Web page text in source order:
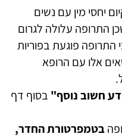
יחסי מין עם נשים
התרופה עלולה לגרום
התרופה פוגעת בפוריות
אלו עם הרופא
חשוב נוסף" בסוף דף
בטמפרטורת החדר,